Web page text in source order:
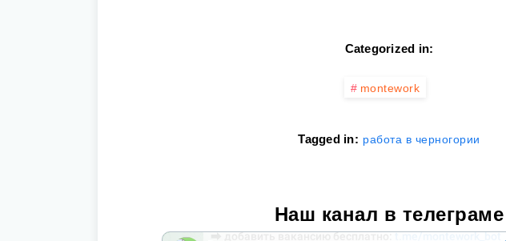
Categorized in:
montework
Tagged in: работа в черногории
Наш канал в телеграме